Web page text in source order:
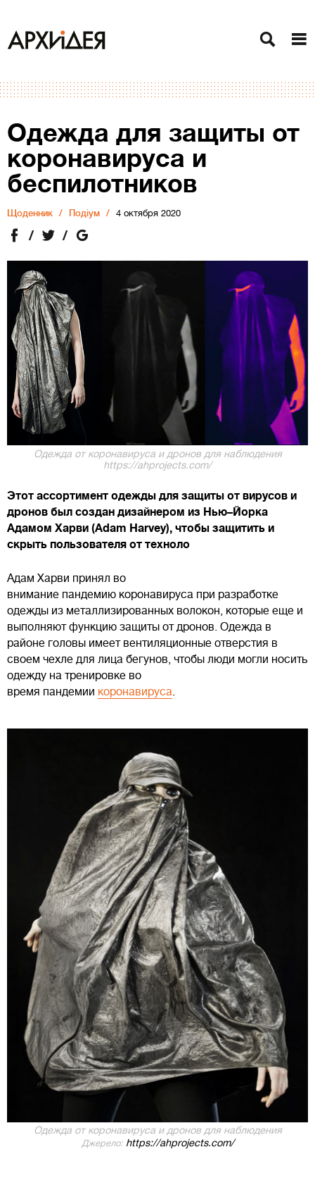
Одежда для защиты от
коронавируса и
беспилотников
Щоденник Подіум 4 октября 2020
Одежда от коронавируса и дронов для наблюдения
https://ahprojects.com/
Этот ассортимент одежды для защиты от вирусов и
дронов был создан дизайнером из Нью–Йорка
Адамом Харви (Adam Harvey), чтобы защитить и
скрыть пользователя от техноло
Адам Харви принял во
внимание пандемию коронавируса при разработке
одежды из металлизированных волокон, которые еще и
выполняют функцию защиты от дронов. Одежда в
районе головы имеет вентиляционные отверстия в
своем чехле для лица бегунов, чтобы люди могли носить
одежду на тренировке во
время пандемии коронавируса.
Одежда от коронавируса и дронов для наблюдения
Джерело:https://ahprojects.com/